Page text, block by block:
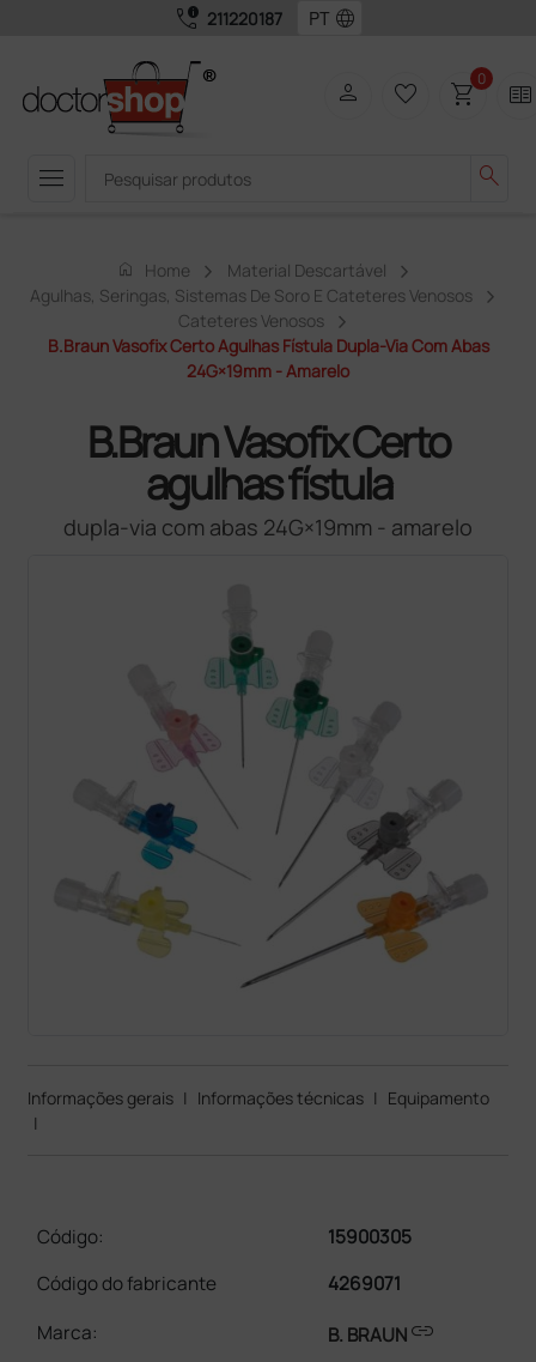
call_quality 211220187 language
menu search
person favorite_border shopping_cart0 two_pager
home Home
Material Descartável
Agulhas, Seringas, Sistemas De Soro E Cateteres Venosos
Cateteres Venosos
B.Braun Vasofix Certo Agulhas Fístula Dupla-Via Com Abas
24G×19mm - Amarelo
B.Braun Vasofix Certo
agulhas fístula
dupla-via com abas 24G×19mm - amarelo
Informações gerais | Informações técnicas | Equipamento
|
Código:
15900305
Código do fabricante
4269071
Marca:
B. BRAUNlink